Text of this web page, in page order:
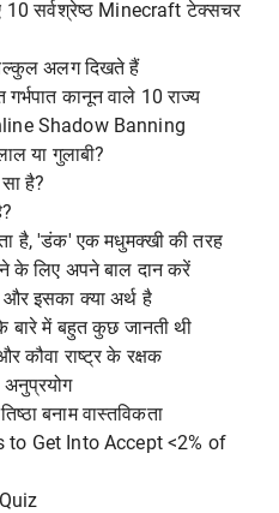
सर्वश्रेष्ठ Minecraft टेक्सचर
अलग दिखते हैं
कानून वाले 10 राज्य
Shadow Banning
या गुलाबी?
है?
है, 'डंक' एक मधुमक्खी की तरह
के लिए अपने बाल दान करें
इसका क्या अर्थ है
बारे में बहुत कुछ जानती थी
कौवा राष्ट्र के रक्षक
अनुप्रयोग
बनाम वास्तविकता
Get Into Accept <2% of